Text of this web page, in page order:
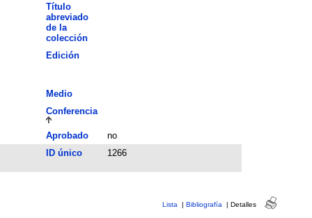
Título
abreviado
de la
colección
Edición
Medio
Conferencia
Aprobado
no
ID único 1266
Lista | Bibliografía | Detalles